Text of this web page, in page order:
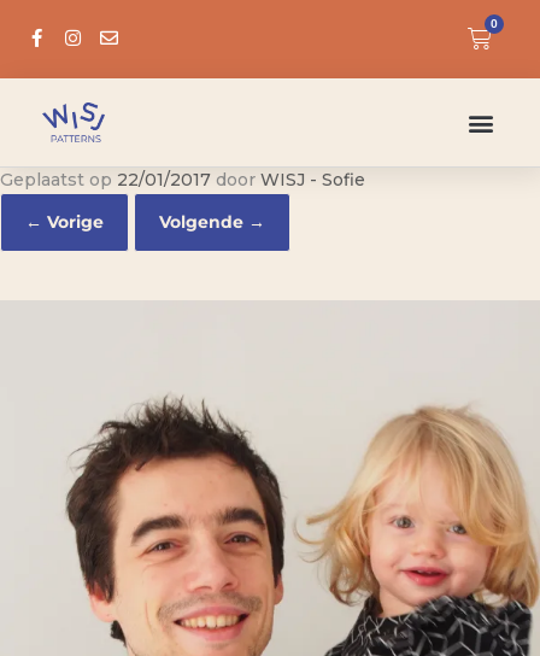
0
Geplaatst op 22/01/2017 door WISJ - Sofie
← Vorige
Volgende →